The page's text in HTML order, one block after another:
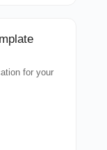
for your